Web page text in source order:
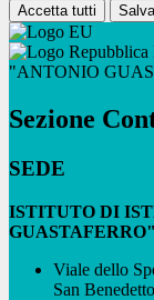
Accetta tutti
"ANTONIO
Sezione
SEDE
ISTITUTO DI
GUASTAFERRO"
Viale dello
San